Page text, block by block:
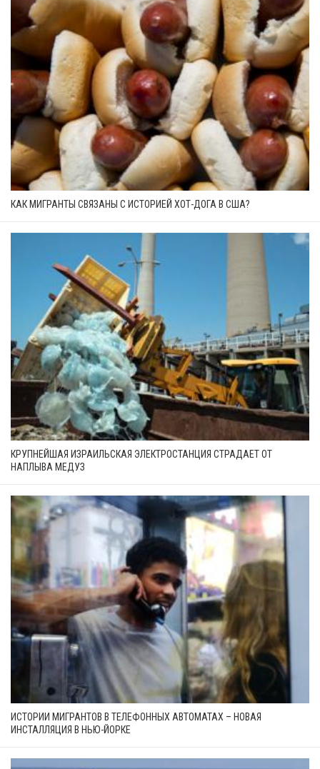
КАК МИГРАНТЫ СВЯЗАНЫ С ИСТОРИЕЙ ХОТ-ДОГА В США?
КРУПНЕЙШАЯ ИЗРАИЛЬСКАЯ ЭЛЕКТРОСТАНЦИЯ СТРАДАЕТ ОТ
НАПЛЫВА МЕДУЗ
ИСТОРИИ МИГРАНТОВ В ТЕЛЕФОННЫХ АВТОМАТАХ – НОВАЯ
ИНСТАЛЛЯЦИЯ В НЬЮ-ЙОРКЕ